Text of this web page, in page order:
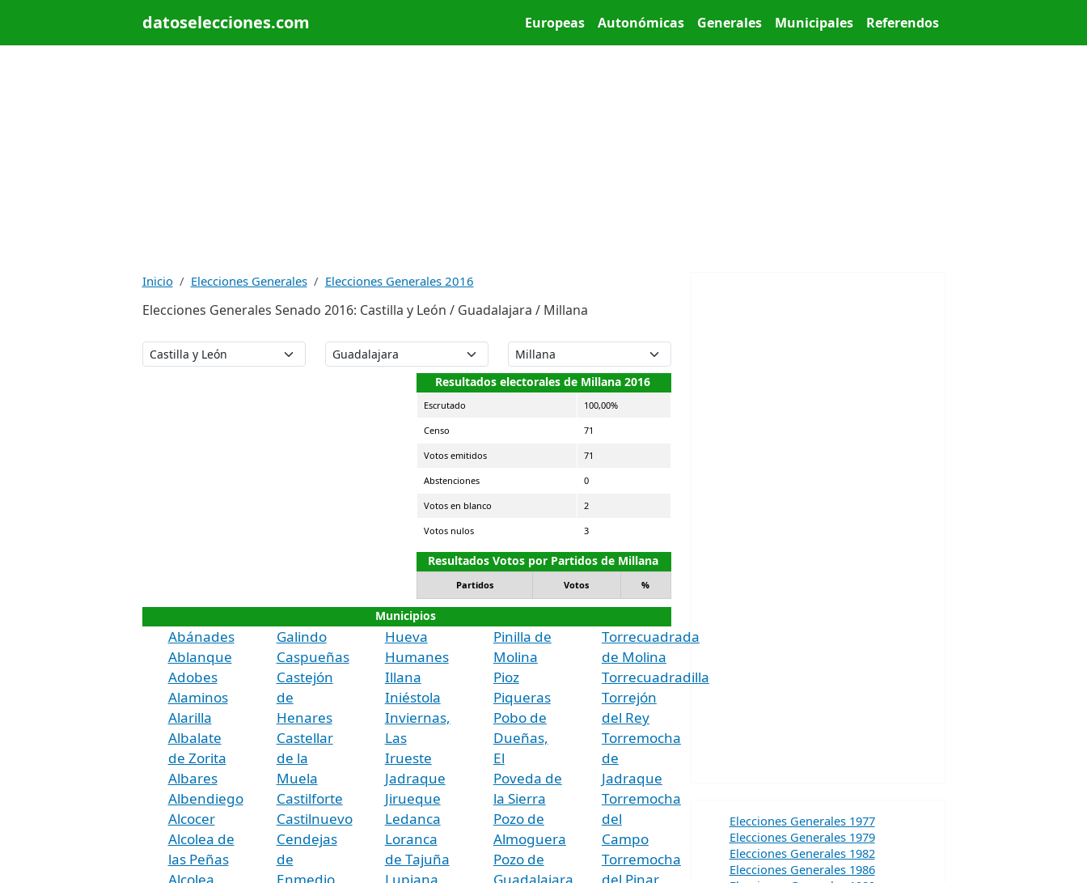
datoselecciones.com Main menu
Europeas Autonómicas Generales Municipales Referendos
Inicio Elecciones Generales Elecciones Generales 2016
Elecciones Generales Senado 2016: Castilla y León / Guadalajara / Millana
Resultados electorales de Millana 2016
Escrutado 100,00%
Censo 71
Votos emitidos 71
Abstenciones 0
Votos en blanco 2
Votos nulos 3
Resultados Votos por Partidos de Millana
Partidos Votos %
Municipios
Abánades
Ablanque
Adobes
Alaminos
Alarilla
Albalate
de Zorita
Albares
Albendiego
Alcocer
Alcolea de
las Peñas
Alcolea
Galindo
Caspueñas
Castejón
de
Henares
Castellar
de la
Muela
Castilforte
Castilnuevo
Cendejas
de
Enmedio
Hueva
Humanes
Illana
Iniéstola
Inviernas,
Las
Irueste
Jadraque
Jirueque
Ledanca
Loranca
de Tajuña
Lupiana
Pinilla de
Molina
Pioz
Piqueras
Pobo de
Dueñas,
El
Poveda de
la Sierra
Pozo de
Almoguera
Pozo de
Guadalajara
Torrecuadrada
de Molina
Torrecuadradilla
Torrejón
del Rey
Torremocha
de
Jadraque
Torremocha
del
Campo
Torremocha
del Pinar
Elecciones Generales 1977
Elecciones Generales 1979
Elecciones Generales 1982
Elecciones Generales 1986